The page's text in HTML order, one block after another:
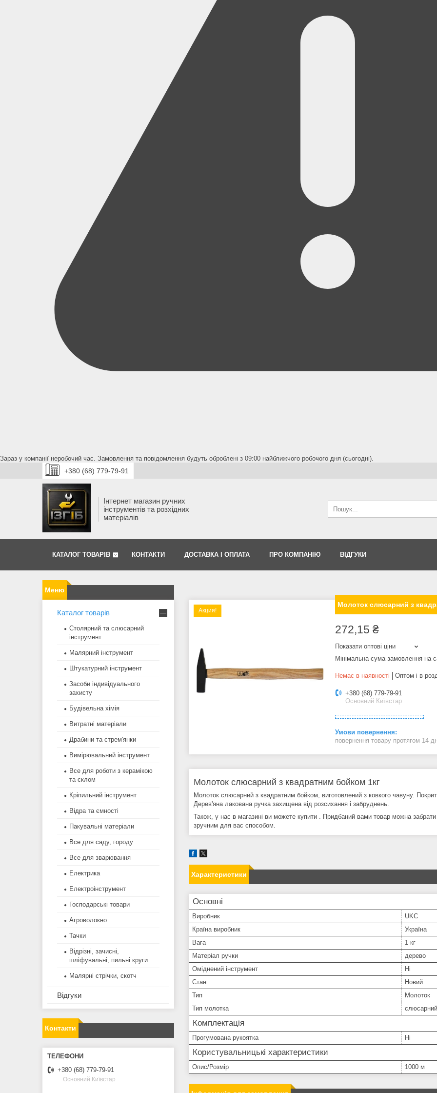
Зараз у компанії неробочий час. Замовлення та повідомлення будуть оброблені з 09:00 найближчого робочого дня (сьогодні).
+380 (68) 779-79-91
Інтернет магазин ручних
інструментів та розхідних
матеріалів
КАТАЛОГ ТОВАРІВ КОНТАКТИ ДОСТАВКА І ОПЛАТА ПРО КОМПАНІЮ ВІДГУКИ
Акция!
Молоток слюсарний з
272,15 ₴
Показати оптові ціни
Мінімальна сума замовлення на
Немає в наявності Оптом і в
+380 (68) 779-79-91
Основний Київстар
повернення товару протягом 14
Молоток слюсарний з квадратним бойком 1кг
Молоток слюсарний з квадратним бойком, виготовлений з ковкого чавуну.
Дерев'яна лакована ручка захищена від розсихання і забруднень.
Також, у нас в магазині ви можете купити . Придбаний вами товар можна
зручним для вас способом.
Характеристики
Основні
Виробник
UKC
Країна виробник
Україна
Вага
1 кг
Матеріал ручки
дерево
Оміднений інструмент
Ні
Стан
Новий
Тип
Молоток
Тип молотка
слюсарний
Комплектація
Прогумована рукоятка Ні
Користувальницькі характеристики
Опис/Розмір 1000 м
Каталог товарів
Столярний та слюсарний
інструмент
Малярний інструмент
Штукатурний інструмент
Засоби індивідуального
захисту
Будівельна хімія
Витратні матеріали
Драбини та стрем'янки
Вимірювальний інструмент
Все для роботи з керамікою
та склом
Кріпильний інструмент
Відра та ємності
Пакувальні матеріали
Все для саду, городу
Все для зварювання
Електрика
Електроінструмент
Господарські товари
Агроволокно
Тачки
Відрізні, зачисні,
шліфувальні, пильні круги
Малярні стрічки, скотч
Відгуки
Контакти
+380 (68) 779-79-91
Основний Київстар